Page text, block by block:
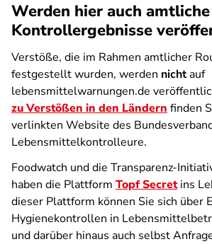
Werden hier auch amtliche
Kontrollergebnisse
Verstöße, die im Rahmen amtlicher
festgestellt wurden, werden nichtauf
lebensmittelwarnungen.de
zu Verstößen in den Ländern finden
verlinkten Website des
Lebensmittelkontrolleure.
Foodwatch und die Transparenz-
haben die Plattform Topf Secretins
dieser Plattform können Sie sich über
Hygienekontrollen in
und darüber hinaus auch selbst